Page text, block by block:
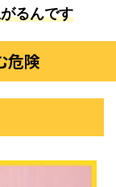
るんです
危険